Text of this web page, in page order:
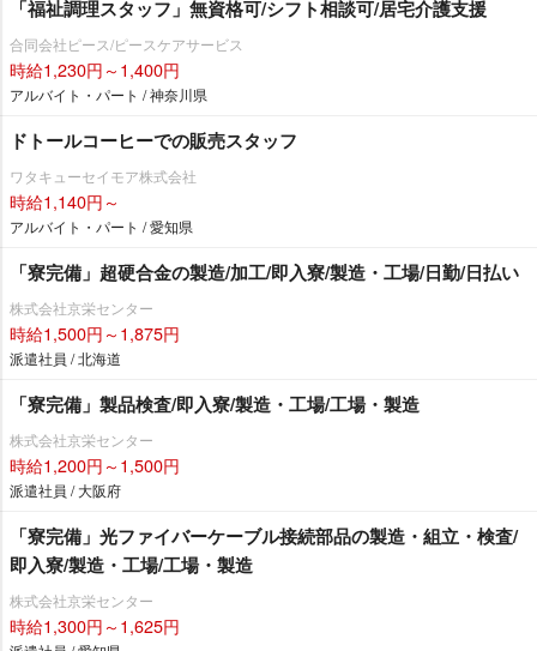
「福祉調理スタッフ」無資格可/シフト相談可/居宅介護支援
合同会社ピース/ピースケアサービス
時給1,230円～1,400円
アルバイト・パート / 神奈川県
ドトールコーヒーでの販売スタッフ
ワタキューセイモア株式会社
時給1,140円～
アルバイト・パート / 愛知県
「寮完備」超硬合金の製造/加工/即入寮/製造・工場/日勤/日払い
株式会社京栄センター
時給1,500円～1,875円
派遣社員 / 北海道
「寮完備」製品検査/即入寮/製造・工場/工場・製造
株式会社京栄センター
時給1,200円～1,500円
派遣社員 / 大阪府
「寮完備」光ファイバーケーブル接続部品の製造・組立・検査/
即入寮/製造・工場/工場・製造
株式会社京栄センター
時給1,300円～1,625円